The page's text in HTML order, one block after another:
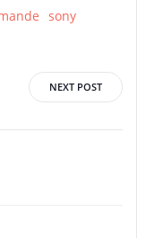
sony
NEXT POST